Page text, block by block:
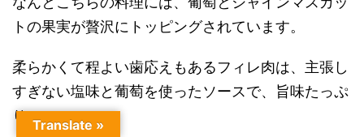
トの果実が贅沢にトッピングされています。
柔らかくて程よい歯応えもあるフィレ肉は、主張し
すぎない塩味と葡萄を使ったソースで、旨味たっぷ
り…。
Translate »